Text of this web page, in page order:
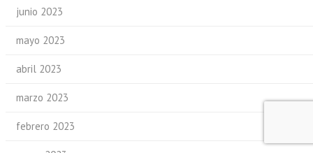
junio 2023
mayo 2023
abril 2023
marzo 2023
febrero 2023